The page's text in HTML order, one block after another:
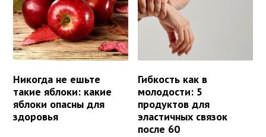
Никогда не ешьте
такие яблоки: какие
яблоки опасны для
здоровья
Гибкость как в
молодости: 5
продуктов для
эластичных связок
после 60